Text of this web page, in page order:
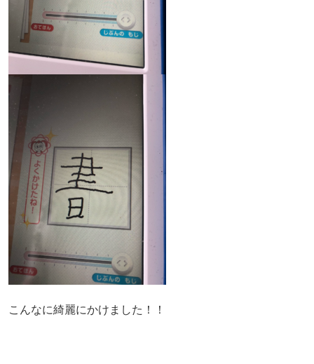
こんなに綺麗にかけました！！